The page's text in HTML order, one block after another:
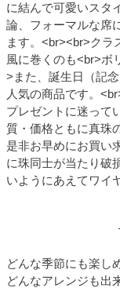
に結んで可愛いスタ
論、フォーマルな席
ます。<br><br>クラ
風に巻くのも<br>ボ
>また、誕生日（記
人気の商品です。
プレゼントに迷って
質・価格ともに真珠
是非お早めにお買い
に珠同士が当たり破
いようにあえてワイ
どんな季節にも楽し
どんなアレンジも出